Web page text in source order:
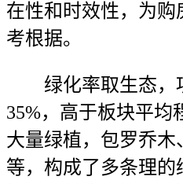
在性和时效性，为
考根据。
绿化率取生态，
35%，高于板块平均
大量绿植，包罗乔木
等，构成了多条理